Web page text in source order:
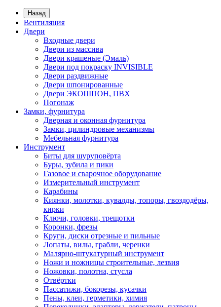
Назад
Вентиляция
Двери
Входные двери
Двери из массива
Двери крашеные (Эмаль)
Двери под покраску INVISIBLE
Двери раздвижные
Двери шпонированные
Двери ЭКОШПОН, ПВХ
Погонаж
Замки, фурнитура
Дверная и оконная фурнитура
Замки, цилиндровые механизмы
Мебельная фурнитура
Инструмент
Биты для шуруповёрта
Буры, зубила и пики
Газовое и сварочное оборудование
Измерительный инструмент
Карабины
Киянки, молотки, кувалды, топоры, гвоздодёры,
кирки
Ключи, головки, трещотки
Коронки, фрезы
Круги, диски отрезные и пильные
Лопаты, вилы, грабли, черенки
Малярно-штукатурный инструмент
Ножи и ножницы строительные, лезвия
Ножовки, полотна, стусла
Отвёртки
Пассатижи, бокорезы, кусачки
Пены, клеи, герметики, химия